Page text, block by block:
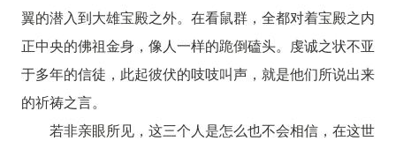
翼的潜入到大雄宝殿之外。在看鼠群，全都对着宝殿之内
正中央的佛祖金身，像人一样的跪倒磕头。虔诚之状不亚
于多年的信徒，此起彼伏的吱吱叫声，就是他们所说出来
的祈祷之言。
若非亲眼所见，这三个人是怎么也不会相信，在这世